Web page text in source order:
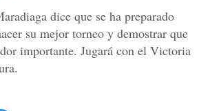
dice que se ha preparado
su mejor torneo y demostrar que
importante. Jugará con el Victoria